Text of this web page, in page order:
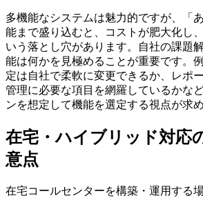
多機能なシステムは魅力的ですが、「
能まで盛り込むと、コストが肥大化し
いう落とし穴があります。
自社の課題
能は何かを見極める ことが重要です。
定は自社で柔軟に変更できるか、レポ
管理に必要な項目を網羅しているかな
ンを想定して機能を選定する視点が求
在宅・ハイブリッド対応
意点
在宅コールセンターを構築・運用する